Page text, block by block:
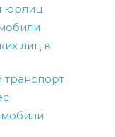
юрлиц
лиц в